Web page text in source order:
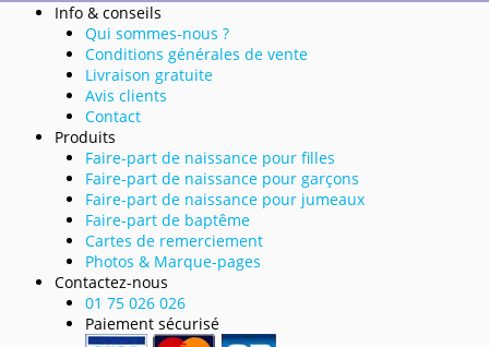
Info & conseils
Qui sommes-nous ?
Conditions générales de vente
Livraison gratuite
Avis clients
Contact
Produits
Faire-part de naissance pour filles
Faire-part de naissance pour garçons
Faire-part de naissance pour jumeaux
Faire-part de baptême
Cartes de remerciement
Photos & Marque-pages
Contactez-nous
01 75 026 026
Paiement sécurisé